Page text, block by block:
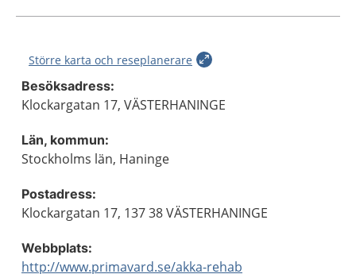
Större karta och reseplanerare
Besöksadress:
Klockargatan 17, VÄSTERHANINGE
Län, kommun:
Stockholms län, Haninge
Postadress:
Klockargatan 17, 137 38 VÄSTERHANINGE
Webbplats:
http://www.primavard.se/akka-rehab